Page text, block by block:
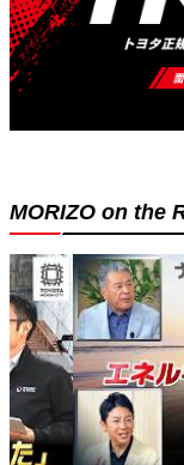
MORIZO on the